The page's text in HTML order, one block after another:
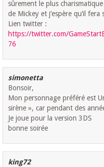
sûrement le plus
de Mickey et j’espère qu’il
Lien twitter :
https://twitter.com/
76
simonetta
Bonsoir,
Mon personnage préféré est
sirène », car pendant des
Je joue pour la version 3DS
bonne soirée
king72